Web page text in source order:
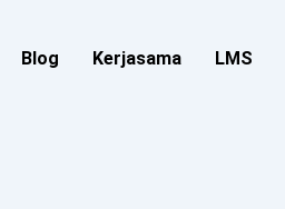
Blog Kerjasama LMS